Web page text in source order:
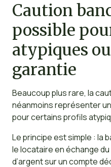
Caution
possible
atypiques
garantie
Beaucoup plus rare, la
néanmoins représenter
pour certains profils
Le principe est simple : la
le locataire en échange
d’argent sur un compte